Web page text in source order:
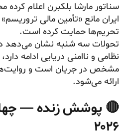
سناتور مارشا بلکبرن اعلام کرده
ایران مانع «تأمین مالی
تحریم‌ها حمایت کرده است.
تحولات سه شنبه نشان می‌دهد
نظامی و ناامنی دریایی ادامه
مشخص در جریان است و
ارائه می‌شود.
۲۰۲۶